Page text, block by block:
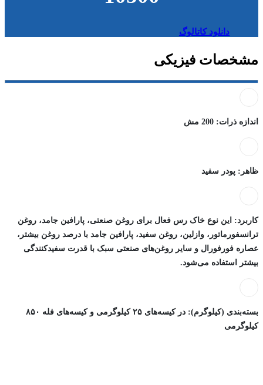
دانلود کاتالوگ
مشخصات فیزیکی
اندازه ذرات: 200 مش
ظاهر: پودر سفید
کاربرد: این نوع خاک رس فعال برای روغن صنعتی، پارافین جامد، روغن
ترانسفورماتور، وازلین، روغن سفید، پارافین جامد با درصد روغن بیشتر،
عصاره فورفورال و سایر روغن‌های صنعتی سبک با قدرت سفیدکنندگی
بیشتر استفاده می‌شود.
بسته‌بندی (کیلوگرم): در کیسه‌های ۲۵ کیلوگرمی و کیسه‌های فله ۸۵۰
کیلوگرمی